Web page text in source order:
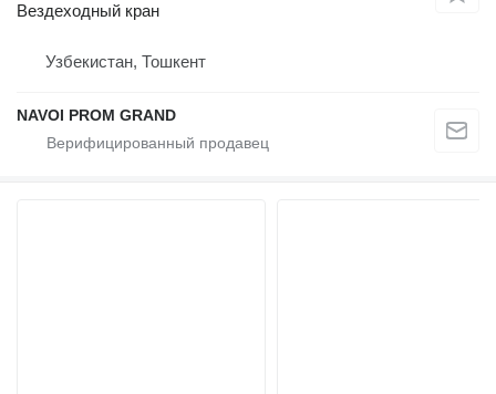
Вездеходный кран
Узбекистан, Тошкент
NAVOI PROM GRAND